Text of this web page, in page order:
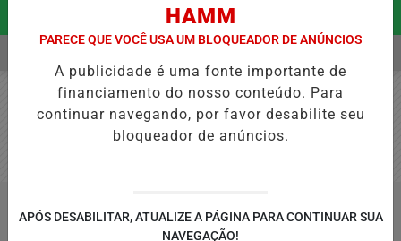
EM ALTA
HAMM
PARECE QUE VOCÊ USA UM BLOQUEADOR DE ANÚNCIOS
A publicidade é uma fonte importante de
financiamento do nosso conteúdo. Para
continuar navegando, por favor desabilite seu
bloqueador de anúncios.
APÓS DESABILITAR, ATUALIZE A PÁGINA PARA CONTINUAR SUA
NAVEGAÇÃO!